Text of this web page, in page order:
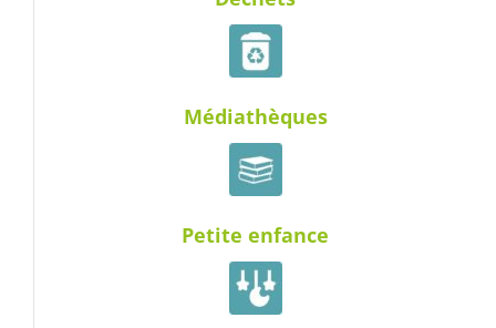
Médiathèques
Petite enfance